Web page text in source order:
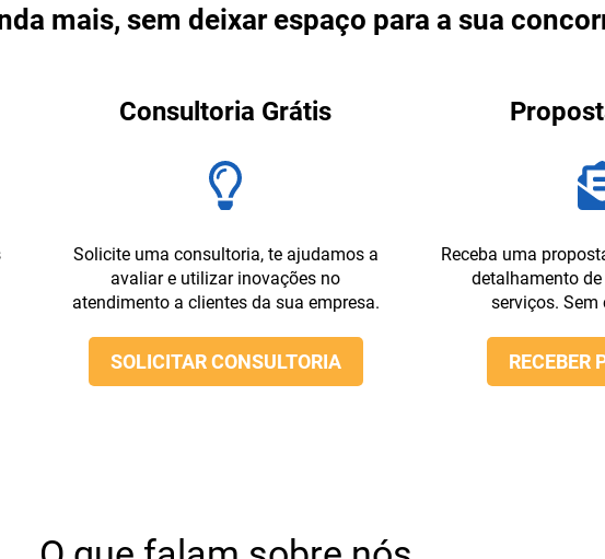
mais, sem deixar espaço para a sua
Consultoria Grátis
Solicite uma consultoria, te ajudamos a
avaliar e utilizar inovações no
atendimento a clientes da sua empresa.
SOLICITAR CONSULTORIA
Receba uma
detalhamento
serviços.
RECEBER